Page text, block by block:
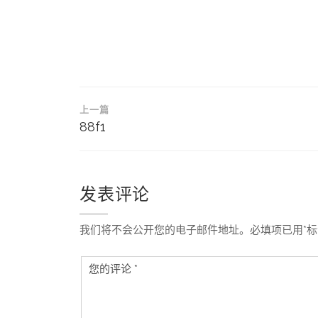
文
章
航
上一篇
88f1
发表评论
我们将不会公开您的电子邮件地址。必填项已用*标